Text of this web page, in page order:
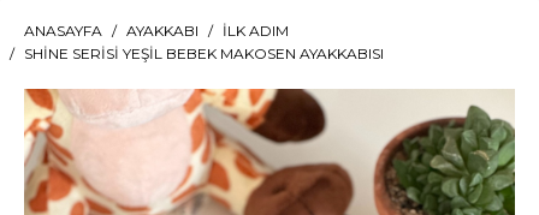
ANASAYFA AYAKKABI
İLK ADIM
SHINE SERISI YEŞIL BEBEK MAKOSEN AYAKKABISI